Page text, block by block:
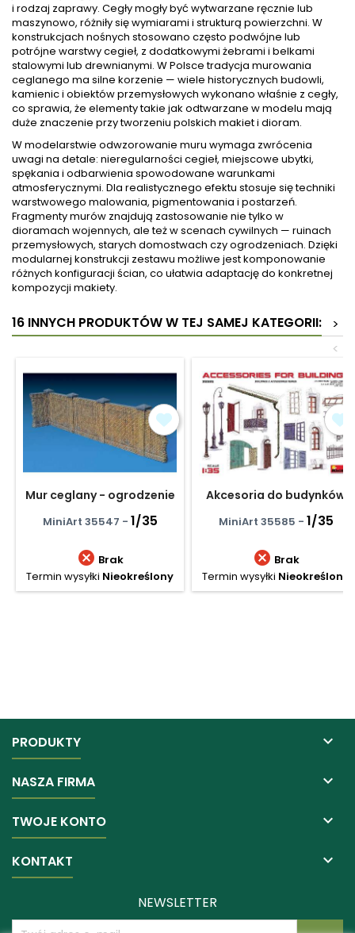
i rodzaj zaprawy. Cegły mogły być wytwarzane ręcznie lub
maszynowo, różniły się wymiarami i strukturą powierzchni. W
konstrukcjach nośnych stosowano często podwójne lub
potrójne warstwy cegieł, z dodatkowymi żebrami i belkami
stalowymi lub drewnianymi. W Polsce tradycja murowania
ceglanego ma silne korzenie — wiele historycznych budowli,
kamienic i obiektów przemysłowych wykonano właśnie z cegły,
co sprawia, że elementy takie jak odtwarzane w modelu mają
duże znaczenie przy tworzeniu polskich makiet i dioram.
W modelarstwie odwzorowanie muru wymaga zwrócenia
uwagi na detale: nieregularności cegieł, miejscowe ubytki,
spękania i odbarwienia spowodowane warunkami
atmosferycznymi. Dla realistycznego efektu stosuje się techniki
warstwowego malowania, pigmentowania i postarzeń.
Fragmenty murów znajdują zastosowanie nie tylko w
dioramach wojennych, ale też w scenach cywilnych — ruinach
przemysłowych, starych domostwach czy ogrodzeniach. Dzięki
modularnej konstrukcji zestawu możliwe jest komponowanie
różnych konfiguracji ścian, co ułatwia adaptację do konkretnej
kompozycji makiety.
16 INNYCH PRODUKTÓW W TEJ SAMEJ KATEGORII:
>
<
Mur ceglany - ogrodzenie
MiniArt 35547 - 1/35
 Brak
Termin wysyłki Nieokreślony
Akcesoria do budynków
MiniArt 35585 - 1/35
 Brak
Termin wysyłki Nieokreślony
PRODUKTY 
NASZA FIRMA 
TWOJE KONTO 
KONTAKT 
NEWSLETTER